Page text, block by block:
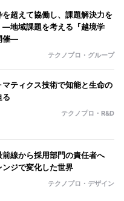
を超えて協働し、課題解決力を
地域課題を考える『越境学
催―
テクノプロ・グループ
マティクス技術で知能と生命の
る
テクノプロ・R&D
前線から採用部門の責任者へ
ンジで変化した世界
テクノプロ・デザイン